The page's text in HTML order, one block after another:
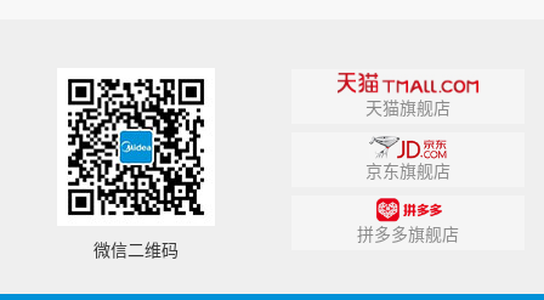
微信二维码
天猫旗舰店
京东旗舰店
拼多多旗舰店